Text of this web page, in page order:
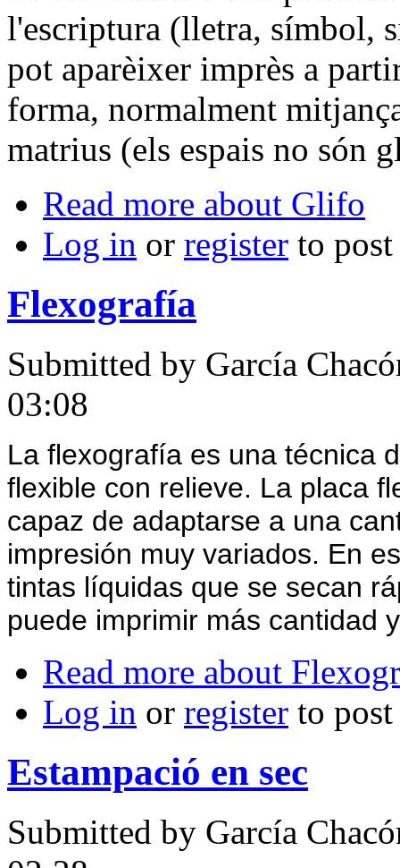
l'escriptura (lletra, símbol,
pot aparèixer imprès a
forma, normalment
matrius (els espais no són
Read more about Glifo
Log in or register to
Flexografía
Submitted by García
03:08
La flexografía es una técnica
flexible con relieve. La placa
capaz de adaptarse a una
impresión muy variados. En
tintas líquidas que se secan
puede imprimir más cantidad
Read more about
Log in or register to
Estampació en sec
Submitted by García